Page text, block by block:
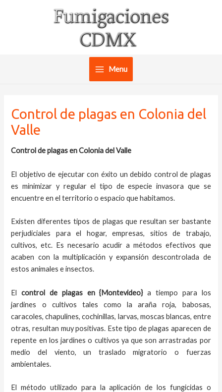
Main
Menu
Control de plagas en Colonia del
Valle
Control de plagas en Colonia del Valle
El objetivo de ejecutar con éxito un debido control de plagas
es minimizar y regular el tipo de especie invasora que se
encuentre en el territorio o espacio que habitamos.
Existen diferentes tipos de plagas que resultan ser bastante
perjudiciales para el hogar, empresas, sitios de trabajo,
cultivos, etc. Es necesario acudir a métodos efectivos que
acaben con la multiplicación y expansión descontrolada de
estos animales e insectos.
Elcontrol de plagasen {Montevideo}a tiempo para los
jardines o cultivos tales como la araña roja, babosas,
caracoles, chapulines, cochinillas, larvas, moscas blancas, entre
otras, resultan muy positivas. Este tipo de plagas aparecen de
repente en los jardines o cultivos ya que son arrastradas por
medio del viento, un traslado migratorio o fuerzas
ambientales.
El método utilizado para la aplicación de los fungicidas o